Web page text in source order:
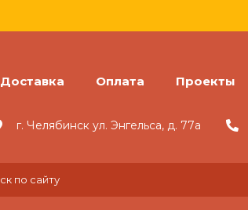
Доставка Оплата Проекты
г. Челябинск ул. Энгельса, д. 77а